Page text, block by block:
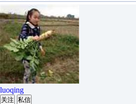
luoqing
关注 私信